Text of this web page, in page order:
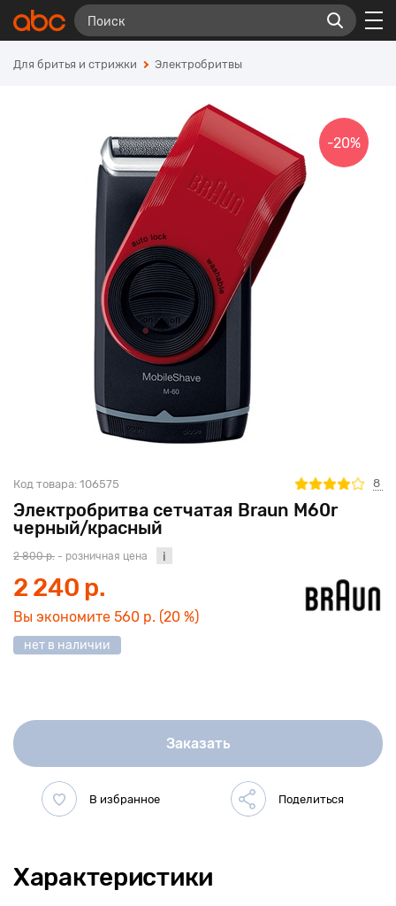
Для бритья и стрижки Электробритвы
Электробритва сетчатая Braun M60r
черный/красный
Код товара: 106575 8
-20%
2 800 р. - розничная цена
2 240 р.
Вы экономите 560 р. (20 %)
нет в наличии
Заказать
Характеристики